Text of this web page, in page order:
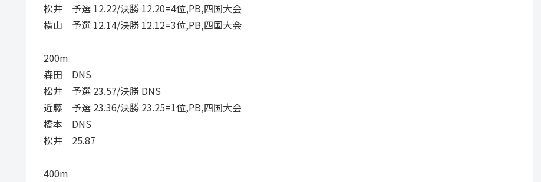
松井 予選 12.22/決勝 12.20=4位,PB,四国大会
横山 予選 12.14/決勝 12.12=3位,PB,四国大会
200m
森田 DNS
松井 予選 23.57/決勝 DNS
近藤 予選 23.36/決勝 23.25=1位,PB,四国大会
橋本 DNS
松井 25.87
400m